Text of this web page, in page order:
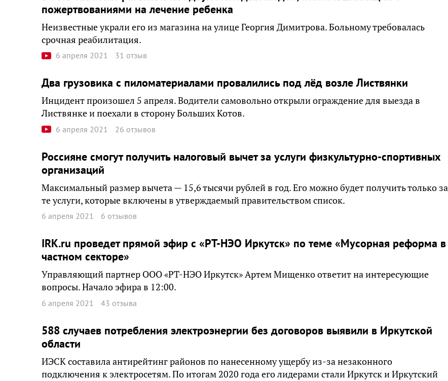
пожертвованиями на лечение ребенка
Неизвестные украли его из магазина на улице Георгия Димитрова. Больному требовалась
срочная реабилитация.
6 апреля 2021 31 отзыв
Два грузовика с пиломатериалами провалились под лёд возле Листвянки
Инцидент произошел 5 апреля. Водители самовольно открыли ограждение для выезда в
Листвянке и поехали в сторону Больших Котов.
6 апреля 2021 26 отзывов
Россияне смогут получить налоговый вычет за услуги физкультурно-спортивных
организаций
Максимальный размер вычета — 15,6 тысячи рублей в год. Его можно будет получить только за
те услуги, которые включены в утверждаемый правительством список.
6 апреля 2021 6 отзывов
IRK.ru проведет прямой эфир с «РТ-НЭО Иркутск» по теме «Мусорная реформа в
частном секторе»
Управляющий партнер ООО «РТ-НЭО Иркутск» Артем Мищенко ответит на интересующие
вопросы. Начало эфира в 12:00.
6 апреля 2021 43 отзыва
588 случаев потребления электроэнергии без договоров выявили в Иркутской
области
ИЭСК составила антирейтинг районов по нанесенному ущербу из-за незаконного
подключения к электросетям. По итогам 2020 года его лидерами стали Иркутск и Иркутский